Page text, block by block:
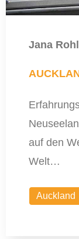
Jana
auf den
Welt…
Auckland